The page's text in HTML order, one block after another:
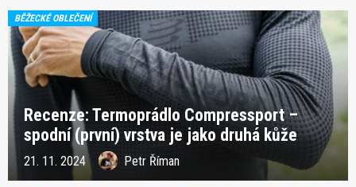
BĚŽECKÉ OBLEČENÍ
Recenze: Termoprádlo Compressport –
spodní (první) vrstva je jako druhá kůže
21. 11. 2024 Petr Říman